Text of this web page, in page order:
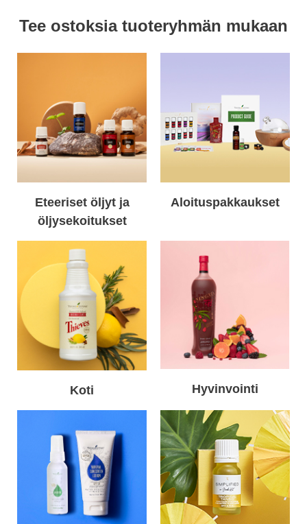
Tee ostoksia tuoteryhmän mukaan
Eteeriset öljyt ja
öljysekoitukset
Aloituspakkaukset
Koti Hyvinvointi